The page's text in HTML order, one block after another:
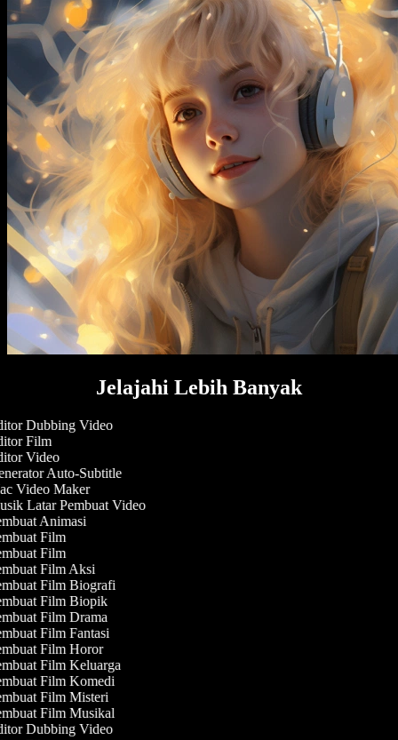
Jelajahi Lebih Banyak
Dubbing Video
Film
Video
Auto-Subtitle
Video Maker
Latar Pembuat Video
Animasi
Film
Film
Film Aksi
Film Biografi
Film Biopik
Film Drama
Film Fantasi
Film Horor
Film Keluarga
Film Komedi
Film Misteri
Film Musikal
Dubbing Video